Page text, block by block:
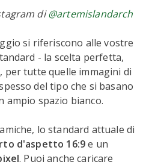
di@artemislandarch
si riferiscono alle vostre
- la scelta perfetta,
per tutte quelle immagini di
del tipo che si basano
ampio spazio bianco.
lo standard attuale di
d'aspetto 16:9e un
. Puoi anche caricare